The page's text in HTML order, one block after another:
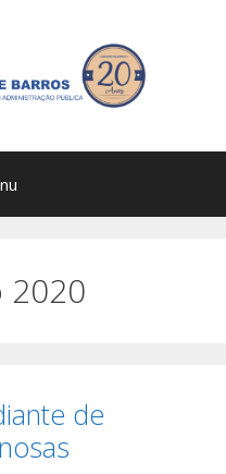
2020
de